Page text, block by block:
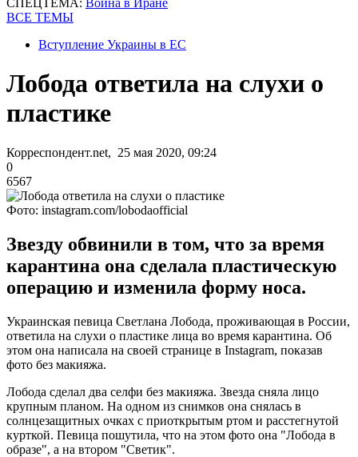
СПЕЦТЕМА: Война в Иране
ВСЕ ТЕМЫ
Вступление Украины в ЕС
Лобода ответила на слухи о
пластике
Корреспондент.net, 25 мая 2020, 09:24
0
6567
Фото: instagram.com/lobodaofficial
Звезду обвинили в том, что за время
карантина она сделала пластическую
операцию и изменила форму носа.
Украинская певица Светлана Лобода, проживающая в России,
ответила на слухи о пластике лица во время карантина. Об
этом она написала на своей странице в Instagram, показав
фото без макияжа.
Лобода сделал два селфи без макияжа. Звезда сняла лицо
крупным планом. На одном из снимков она снялась в
солнцезащитных очках с приоткрытым ртом и расстегнутой
курткой. Певица пошутила, что на этом фото она "Лобода в
образе", а на втором "Светик".